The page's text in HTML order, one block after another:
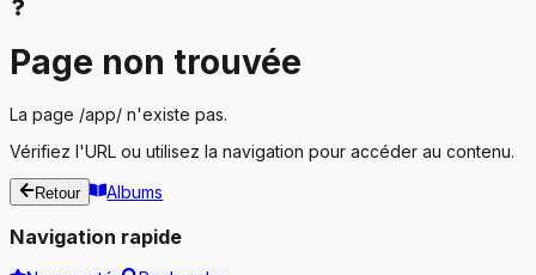
Page non trouvée
La page /app/ n'existe pas.
Vérifiez l'URL ou utilisez la navigation pour accéder au contenu.
Retour Albums
Navigation rapide